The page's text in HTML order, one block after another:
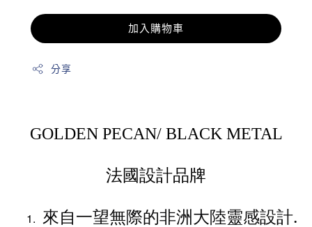
加入購物車
分享
GOLDEN PECAN/ BLACK METAL
法國設計品牌
來自一望無際的非洲大陸靈感設計.